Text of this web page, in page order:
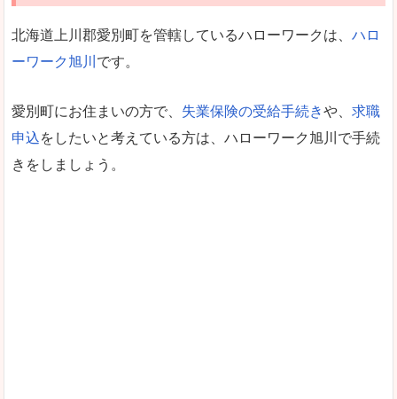
北海道上川郡愛別町を管轄しているハローワークは、 ハロ
ーワーク旭川 です。
愛別町にお住まいの方で、 失業保険の受給手続きや、 求職
申込をしたいと考えている方は、ハローワーク旭川で手続
きをしましょう。